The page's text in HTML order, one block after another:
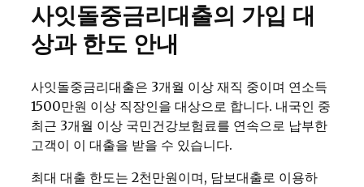
사잇돌중금리대출의 가입 대
상과 한도 안내
사잇돌중금리대출은 3개월 이상 재직 중이며 연소득
1500만원 이상 직장인을 대상으로 합니다. 내국인 중
최근 3개월 이상 국민건강보험료를 연속으로 납부한
고객이 이 대출을 받을 수 있습니다.
최대 대출 한도는 2천만원이며, 담보대출로 이용하